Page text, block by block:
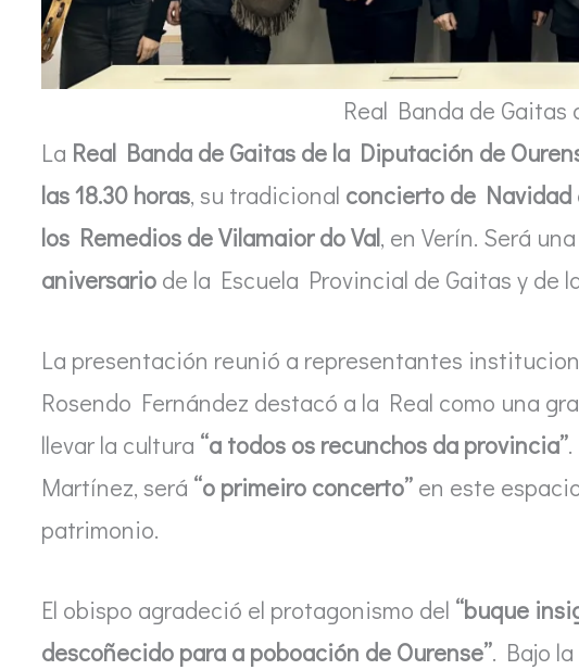
Real Banda de Gaitas
La Real Banda de Gaitas de la Diputación de
las 18.30 horas, su tradicional concierto de Navidad
los Remedios de Vilamaior do Val, en Verín. Será
aniversario de la Escuela Provincial de Gaitas y de
La presentación reunió a representantes
Rosendo Fernández destacó a la Real como una
llevar la cultura “a todos os recunchos da provincia”
Martínez, será “o primeiro concerto” en este
patrimonio.
El obispo agradeció el protagonismo del “buque
descoñecido para a poboación de Ourense”. Bajo